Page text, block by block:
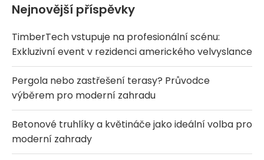
Nejnovější příspěvky
TimberTech vstupuje na profesionální scénu:
Exkluzivní event v rezidenci amerického velvyslance
Pergola nebo zastřešení terasy? Průvodce
výběrem pro moderní zahradu
Betonové truhlíky a květináče jako ideální volba pro
moderní zahrady